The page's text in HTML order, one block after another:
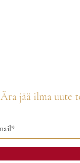
Ära jää ilma uute